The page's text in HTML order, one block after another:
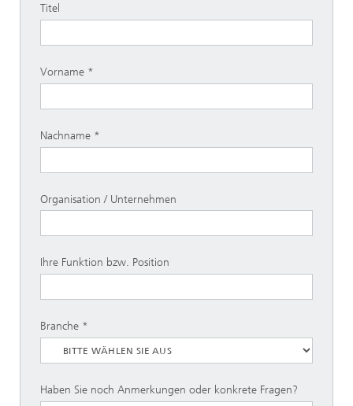
Titel
Vorname
Nachname
Organisation / Unternehmen
Ihre Funktion bzw. Position
Branche
Haben Sie noch Anmerkungen oder konkrete Fragen?